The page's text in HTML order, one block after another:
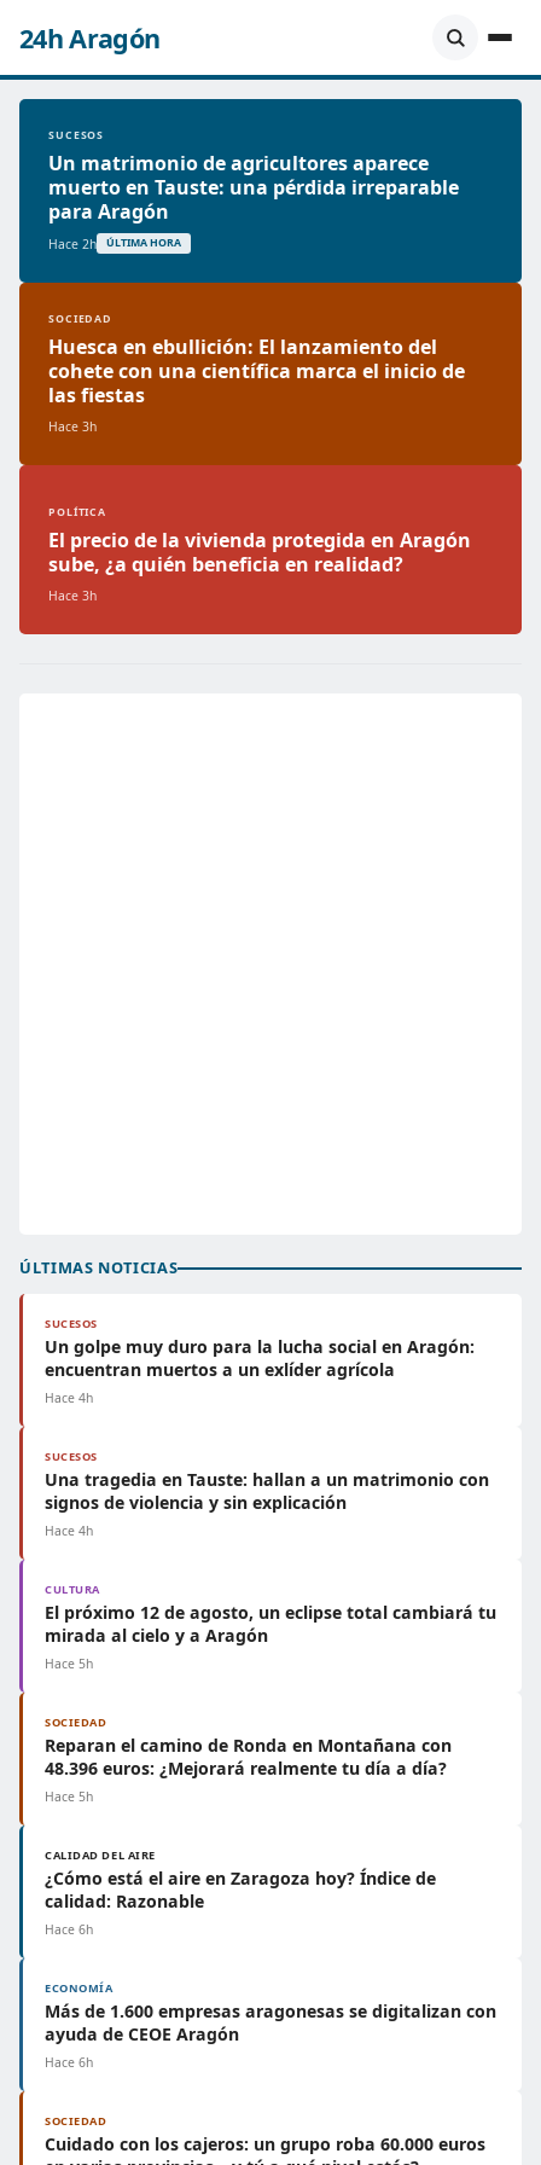
24h Aragón
SUCESOS
Un matrimonio de agricultores aparece
muerto en Tauste: una pérdida irreparable
para Aragón
Hace 2h ÚLTIMA HORA
SOCIEDAD
Huesca en ebullición: El lanzamiento del
cohete con una científica marca el inicio de
las fiestas
Hace 3h
POLÍTICA
El precio de la vivienda protegida en Aragón
sube, ¿a quién beneficia en realidad?
Hace 3h
ÚLTIMAS NOTICIAS
SUCESOS
Un golpe muy duro para la lucha social en Aragón:
encuentran muertos a un exlíder agrícola
Hace 4h
SUCESOS
Una tragedia en Tauste: hallan a un matrimonio con
signos de violencia y sin explicación
Hace 4h
CULTURA
El próximo 12 de agosto, un eclipse total cambiará tu
mirada al cielo y a Aragón
Hace 5h
SOCIEDAD
Reparan el camino de Ronda en Montañana con
48.396 euros: ¿Mejorará realmente tu día a día?
Hace 5h
CALIDAD DEL AIRE
¿Cómo está el aire en Zaragoza hoy? Índice de
calidad: Razonable
Hace 6h
ECONOMÍA
Más de 1.600 empresas aragonesas se digitalizan con
ayuda de CEOE Aragón
Hace 6h
SOCIEDAD
Cuidado con los cajeros: un grupo roba 60.000 euros